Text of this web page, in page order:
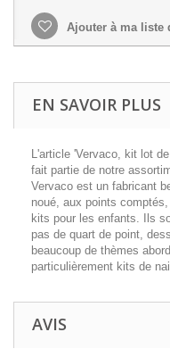
Ajouter à ma liste
EN SAVOIR PLUS
L'article 'Vervaco, kit lot
fait partie de notre
Vervaco est un fabricant
noué, aux points
kits pour les enfants. Ils
pas de quart de point,
beaucoup de thèmes
particulièrement kits de
AVIS